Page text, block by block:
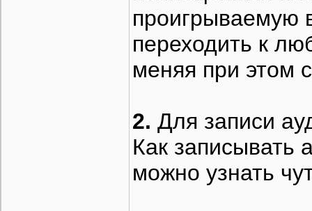
проигрываемую
переходить к
меняя при этом
2. Для записи
Как записывать
можно узнать